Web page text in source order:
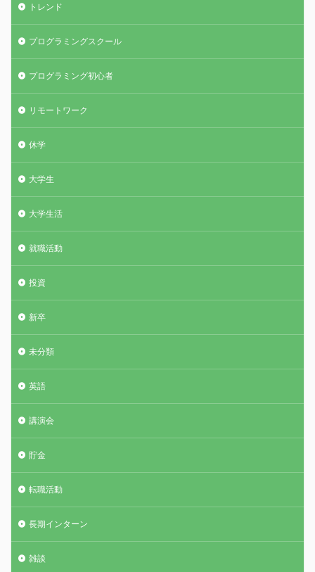
トレンド
プログラミングスクール
プログラミング初心者
リモートワーク
休学
大学生
大学生活
就職活動
投資
新卒
未分類
英語
講演会
貯金
転職活動
長期インターン
雑談